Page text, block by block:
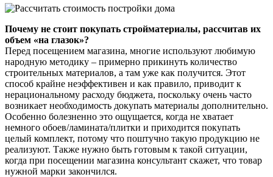
Почему не стоит покупать стройматериалы, рассчитав их
объем «на глазок»?
Перед посещением магазина, многие используют любимую
народную методику – примерно прикинуть количество
строительных материалов, а там уже как получится. Этот
способ крайне неэффективен и как правило, приводит к
нерациональному расходу бюджета, поскольку очень часто
возникает необходимость докупать материалы дополнительно.
Особенно болезненно это ощущается, когда не хватает
немного обоев/ламината/плитки и приходится покупать
целый комплект, потому что поштучно такую продукцию не
реализуют. Также нужно быть готовым к такой ситуации,
когда при посещении магазина консультант скажет, что товар
нужной марки закончился.